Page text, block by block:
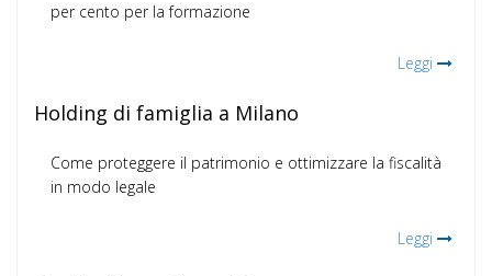
per cento per la formazione
Leggi
Holding di famiglia a Milano
Come proteggere il patrimonio e ottimizzare la fiscalità
in modo legale
Leggi